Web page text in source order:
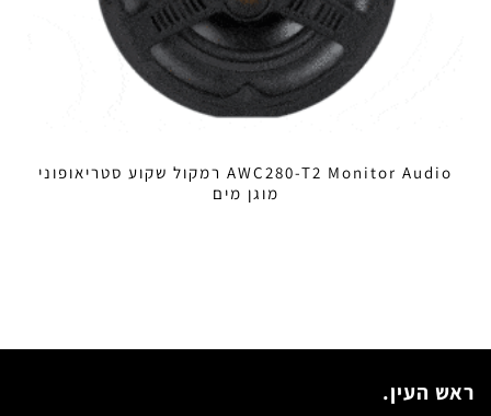
AWC280-T2 Monitor Audio רמקול שקוע סטריאופוני
מוגן מים
ראש העין.